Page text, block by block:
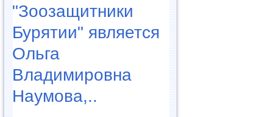
"Зоозащитники
Бурятии" является
Ольга
Владимировна
Наумова,..